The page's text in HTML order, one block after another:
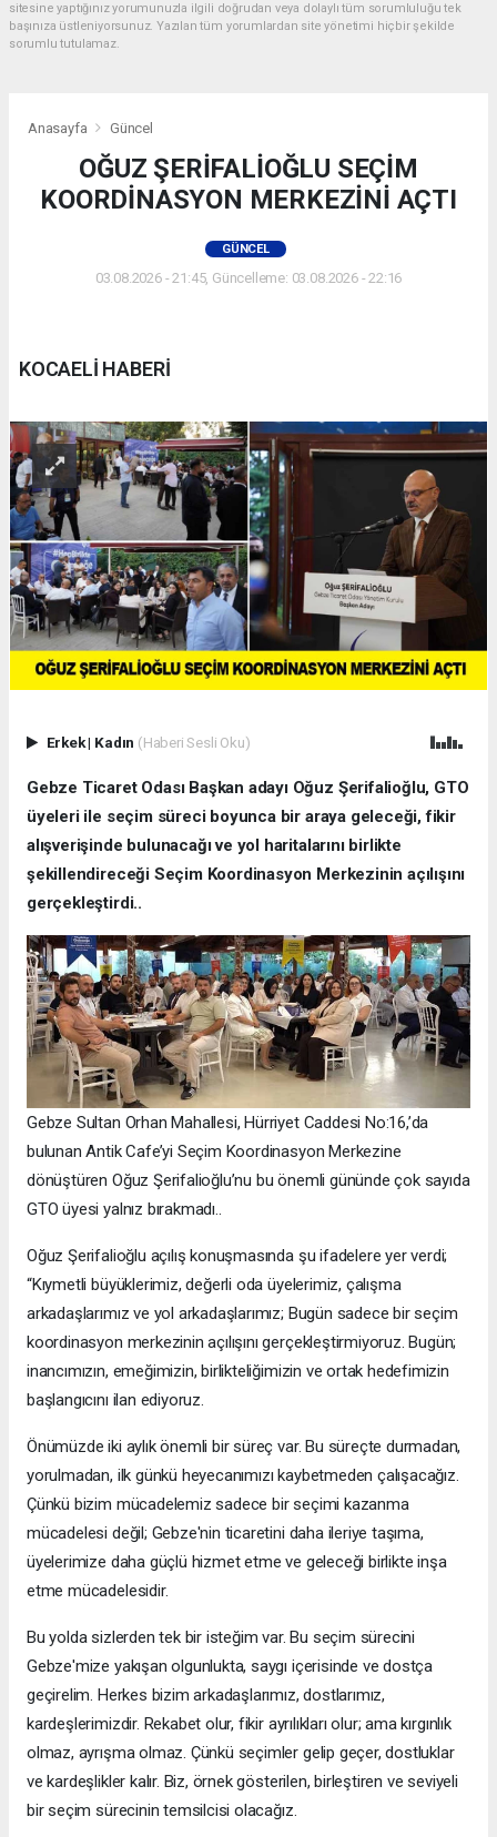
sitesine yaptığınız yorumunuzla ilgili doğrudan veya dolaylı tüm sorumluluğu tek
başınıza üstleniyorsunuz. Yazılan tüm yorumlardan site yönetimi hiçbir şekilde
sorumlu tutulamaz.
Anasayfa Güncel
OĞUZ ŞERİFALİOĞLU SEÇİM
KOORDİNASYON MERKEZİNİ AÇTI
GÜNCEL
03.08.2026 - 21:45, Güncelleme: 03.08.2026 - 22:16
KOCAELİ HABERİ
Erkek| Kadın (Haberi Sesli Oku)
Gebze Ticaret Odası Başkan adayı Oğuz Şerifalioğlu, GTO
üyeleri ile seçim süreci boyunca bir araya geleceği, fikir
alışverişinde bulunacağı ve yol haritalarını birlikte
şekillendireceği Seçim Koordinasyon Merkezinin açılışını
gerçekleştirdi..
Gebze Sultan Orhan Mahallesi, Hürriyet Caddesi No:16,’da
bulunan Antik Cafe’yi Seçim Koordinasyon Merkezine
dönüştüren Oğuz Şerifalioğlu’nu bu önemli gününde çok sayıda
GTO üyesi yalnız bırakmadı..
Oğuz Şerifalioğlu açılış konuşmasında şu ifadelere yer verdi;
“Kıymetli büyüklerimiz, değerli oda üyelerimiz, çalışma
arkadaşlarımız ve yol arkadaşlarımız; Bugün sadece bir seçim
koordinasyon merkezinin açılışını gerçekleştirmiyoruz. Bugün;
inancımızın, emeğimizin, birlikteliğimizin ve ortak hedefimizin
başlangıcını ilan ediyoruz.
Önümüzde iki aylık önemli bir süreç var. Bu süreçte durmadan,
yorulmadan, ilk günkü heyecanımızı kaybetmeden çalışacağız.
Çünkü bizim mücadelemiz sadece bir seçimi kazanma
mücadelesi değil; Gebze'nin ticaretini daha ileriye taşıma,
üyelerimize daha güçlü hizmet etme ve geleceği birlikte inşa
etme mücadelesidir.
Bu yolda sizlerden tek bir isteğim var. Bu seçim sürecini
Gebze'mize yakışan olgunlukta, saygı içerisinde ve dostça
geçirelim. Herkes bizim arkadaşlarımız, dostlarımız,
kardeşlerimizdir. Rekabet olur, fikir ayrılıkları olur; ama kırgınlık
olmaz, ayrışma olmaz. Çünkü seçimler gelip geçer, dostluklar
ve kardeşlikler kalır. Biz, örnek gösterilen, birleştiren ve seviyeli
bir seçim sürecinin temsilcisi olacağız.